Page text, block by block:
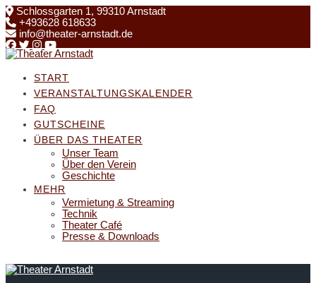
Skip
to
content
Schlossgarten 1, 99310 Arnstadt
+493628 618633
info@theater-arnstadt.de
START
VERANSTALTUNGSKALENDER
FAQ
GUTSCHEINE
ÜBER DAS THEATER
Unser Team
Über den Verein
Geschichte
MEHR
Vermietung & Streaming
Technik
Theater Café
Presse & Downloads